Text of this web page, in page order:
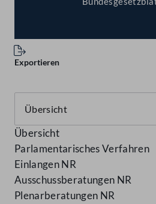
Exportieren
Übersicht
Parlamentarisches Verfahren
Einlangen NR
Ausschussberatungen NR
Plenarberatungen NR